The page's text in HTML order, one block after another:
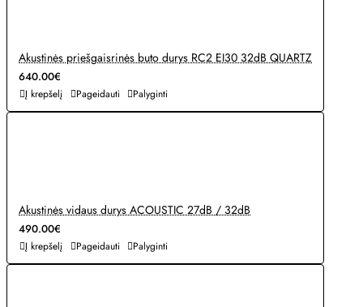
Akustinės priešgaisrinės buto durys RC2 EI30 32dB QUARTZ
640.00€
Į krepšelį Pageidauti Palyginti
Akustinės vidaus durys ACOUSTIC 27dB / 32dB
490.00€
Į krepšelį Pageidauti Palyginti